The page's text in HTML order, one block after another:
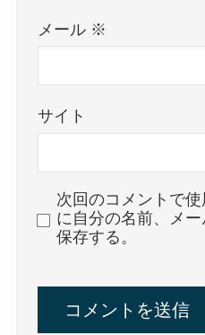
メール ※
サイト
次回のコメントで
に自分の名前、メ
保存する。